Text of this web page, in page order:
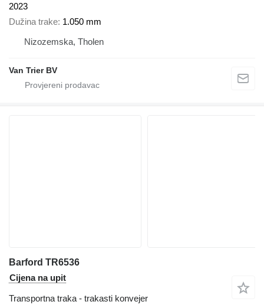
2023
Dužina trake 1.050 mm
Nizozemska, Tholen
Van Trier BV
Barford TR6536
Cijena na upit
Transportna traka - trakasti konvejer